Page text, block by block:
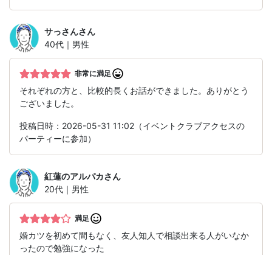
サっさんさん
40代｜男性
非常に満足
それぞれの方と、比較的長くお話ができました。ありがとう
ございました。
投稿日時：2026-05-31 11:02（イベントクラブアクセスの
パーティーに参加）
紅蓮のアルパカさん
20代｜男性
満足
婚カツを初めて間もなく、友人知人で相談出来る人がいなか
ったので勉強になった